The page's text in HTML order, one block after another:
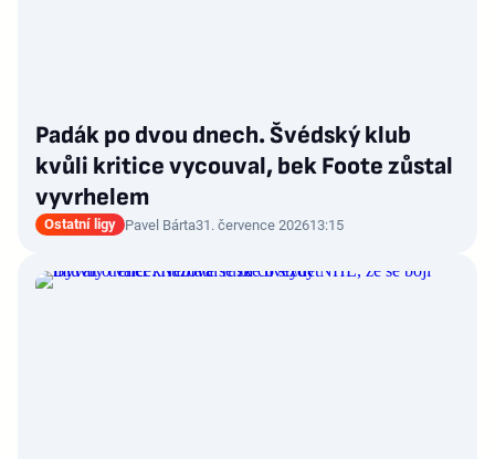
Padák po dvou dnech. Švédský klub
kvůli kritice vycouval, bek Foote zůstal
vyvrhelem
Ostatní ligy Pavel Bárta31. července 202613:15